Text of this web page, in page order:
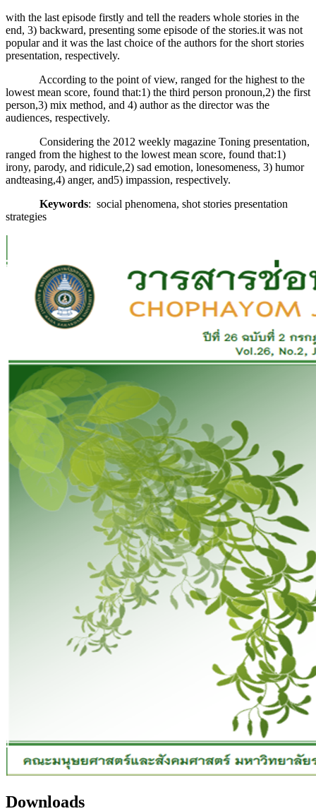
with the last episode firstly and tell the readers whole stories in the
end, 3) backward, presenting some episode of the stories.it was not
popular and it was the last choice of the authors for the short stories
presentation, respectively.
According to the point of view, ranged for the highest to the
lowest mean score, found that:1) the third person pronoun,2) the first
person,3) mix method, and 4) author as the director was the
audiences, respectively.
Considering the 2012 weekly magazine Toning presentation,
ranged from the highest to the lowest mean score, found that:1)
irony, parody, and ridicule,2) sad emotion, lonesomeness, 3) humor
andteasing,4) anger, and5) impassion, respectively.
Keywords: social phenomena, shot stories presentation
strategies
Downloads